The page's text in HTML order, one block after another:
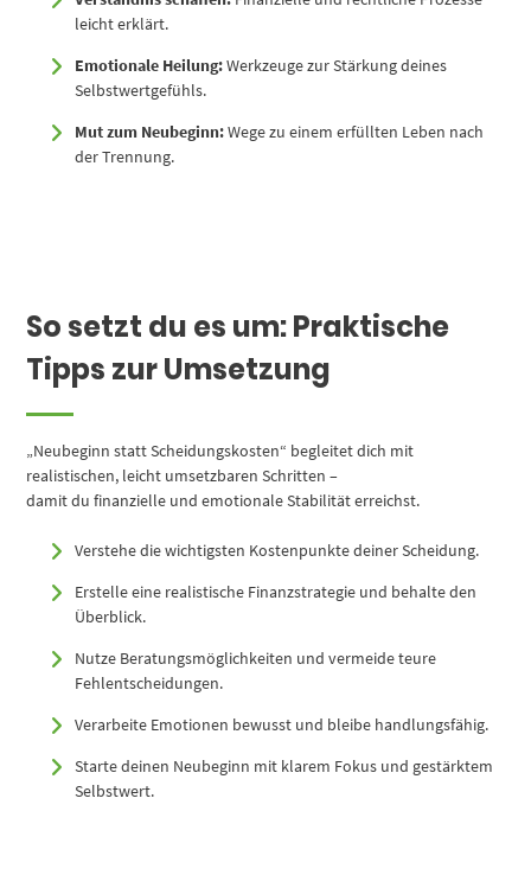
leicht erklärt.
Emotionale Heilung:Werkzeuge zur Stärkung deines
Selbstwertgefühls.
Mut zum Neubeginn:Wege zu einem erfüllten Leben nach
der Trennung.
So setzt du es um: Praktische
Tipps zur Umsetzung
„Neubeginn statt Scheidungskosten“ begleitet dich mit
realistischen, leicht umsetzbaren Schritten –
damit du finanzielle und emotionale Stabilität erreichst.
Verstehe die wichtigsten Kostenpunkte deiner Scheidung.
Erstelle eine realistische Finanzstrategie und behalte den
Überblick.
Nutze Beratungsmöglichkeiten und vermeide teure
Fehlentscheidungen.
Verarbeite Emotionen bewusst und bleibe handlungsfähig.
Starte deinen Neubeginn mit klarem Fokus und gestärktem
Selbstwert.